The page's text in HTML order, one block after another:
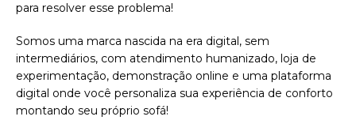
para resolver esse problema!
Somos uma marca nascida na era digital, sem
intermediários, com atendimento humanizado, loja de
experimentação, demonstração online e uma plataforma
digital onde você personaliza sua experiência de conforto
montando seu próprio sofá!